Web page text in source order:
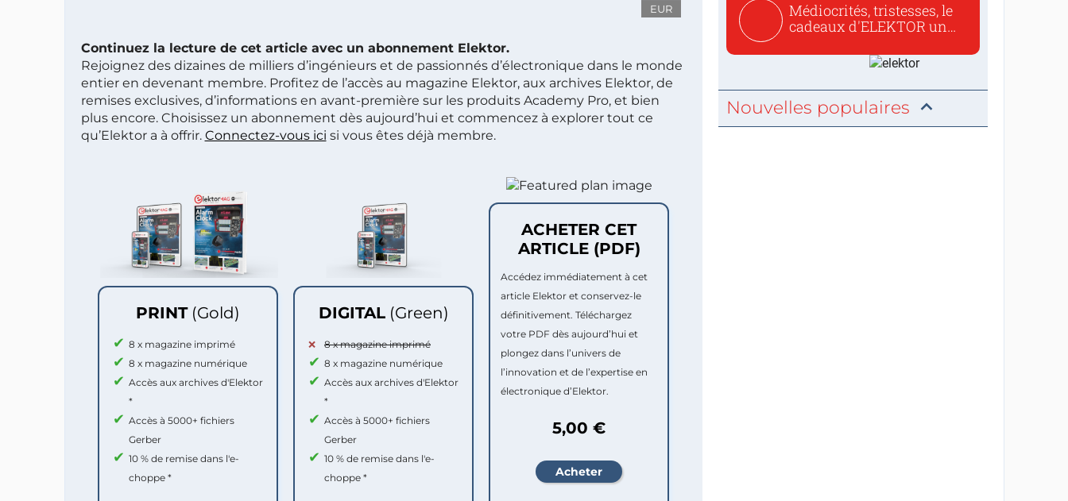
EUR
Continuez la lecture de cet article avec un abonnement Elektor.
Rejoignez des dizaines de milliers d’ingénieurs et de passionnés d’électronique dans le monde
entier en devenant membre. Profitez de l’accès au magazine Elektor, aux archives Elektor, de
remises exclusives, d’informations en avant-première sur les produits Academy Pro, et bien
plus encore. Choisissez un abonnement dès aujourd’hui et commencez à explorer tout ce
qu’Elektor a à offrir. Connectez-vous ici si vous êtes déjà membre.
PRINT (Gold)
8 x magazine imprimé
8 x magazine numérique
Accès aux archives d'Elektor
*
Accès à 5000+ fichiers
Gerber
10 % de remise dans l'e-
choppe *
DIGITAL (Green)
8 x magazine imprimé
8 x magazine numérique
Accès aux archives d'Elektor
*
Accès à 5000+ fichiers
Gerber
10 % de remise dans l'e-
choppe *
ACHETER CET
ARTICLE (PDF)
Accédez immédiatement à cet
article Elektor et conservez-le
définitivement. Téléchargez
votre PDF dès aujourd’hui et
plongez dans l’univers de
l’innovation et de l’expertise en
électronique d’Elektor.
5,00 €
Médiocrités, tristesses, le
cadeaux d'ELEKTOR un
Nouvelles populaires